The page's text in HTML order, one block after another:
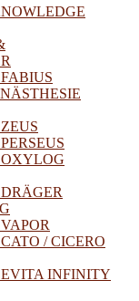
/ CICERO
INFINITY